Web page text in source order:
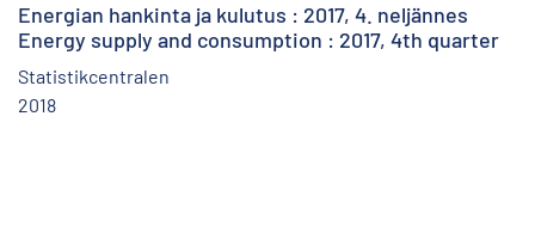
Energian hankinta ja kulutus : 2017, 4. neljännes
Energy supply and consumption : 2017, 4th quarter
Statistikcentralen
2018